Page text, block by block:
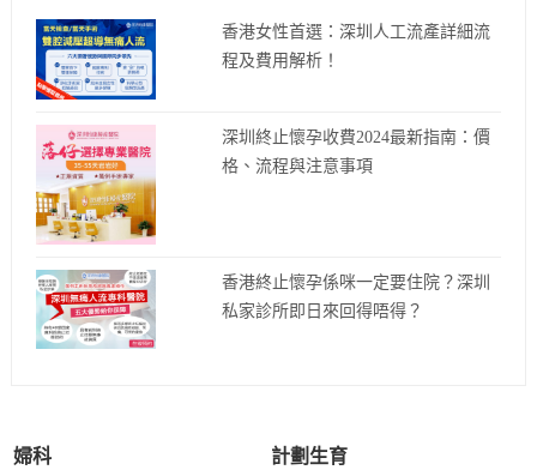
香港女性首選：深圳人工流產詳細流
程及費用解析！
深圳終止懷孕收費2024最新指南：價
格、流程與注意事項
香港終止懷孕係咪一定要住院？深圳
私家診所即日來回得唔得？
婦科 計劃生育